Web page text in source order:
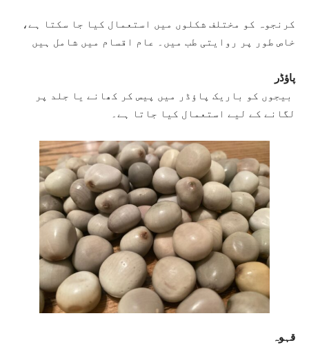
کرنجوہ کو مختلف شکلوں میں استعمال کیا جا سکتا ہے،
خاص طور پر روایتی طب میں۔ عام اقسام میں شامل ہیں
پاؤڈر
بیجوں کو باریک پاؤڈر میں پیس کر کھانے یا جلد پر
لگانے کے لیے استعمال کیا جاتا ہے۔
قہوہ